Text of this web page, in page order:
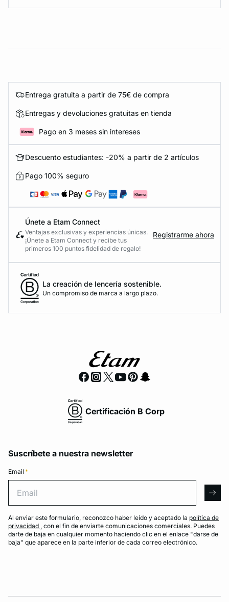
Entrega gratuita a partir de 75€ de compra
Entregas y devoluciones gratuitas en tienda
Pago en 3 meses sin intereses
Descuento estudiantes: -20% a partir de 2 artículos
Pago 100% seguro
Únete a Etam Connect
Ventajas exclusivas y experiencias únicas.
¡Únete a Etam Connect y recibe tus
primeros 100 puntos fidelidad de regalo!
Registrarme ahora
La creación de lencería sostenible.
Un compromiso de marca a largo plazo.
Certificación B Corp
Suscríbete a nuestra newsletter
Email *
Al enviar este formulario, reconozco haber leído y aceptado la política de
privacidad , con el fin de enviarte comunicaciones comerciales. Puedes
darte de baja en cualquier momento haciendo clic en el enlace "darse de
baja" que aparece en la parte inferior de cada correo electrónico.